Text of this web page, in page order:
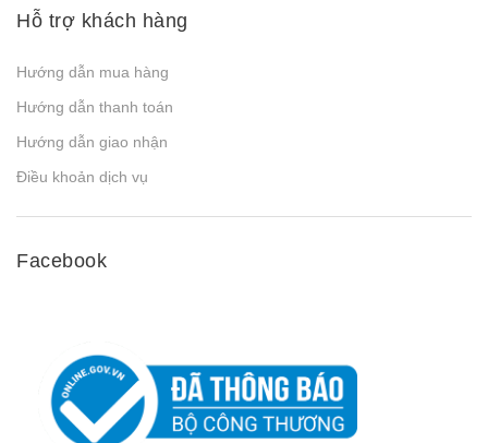
Hỗ trợ khách hàng
Hướng dẫn mua hàng
Hướng dẫn thanh toán
Hướng dẫn giao nhận
Điều khoản dịch vụ
Facebook